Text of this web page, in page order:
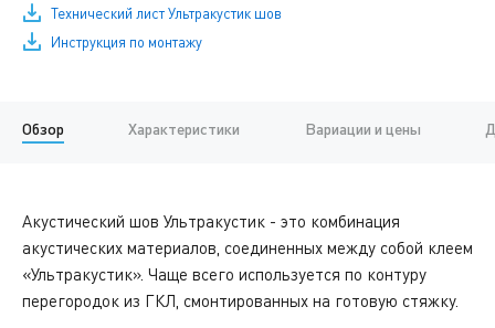
Технический лист Ультракустик шов
Инструкция по монтажу
Обзор Характеристики Вариации и цены
Акустический шов Ультракустик - это комбинация
акустических материалов, соединенных между собой клеем
«Ультракустик». Чаще всего используется по контуру
перегородок из ГКЛ, смонтированных на готовую стяжку.